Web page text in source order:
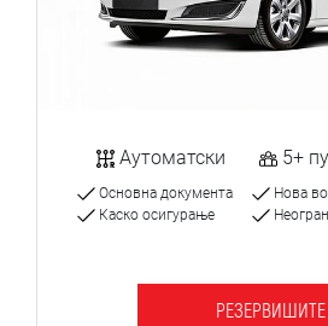
Аутоматски 5+
Основна документа
Каско осигурање
Нова
РЕЗЕРВИШИТЕ